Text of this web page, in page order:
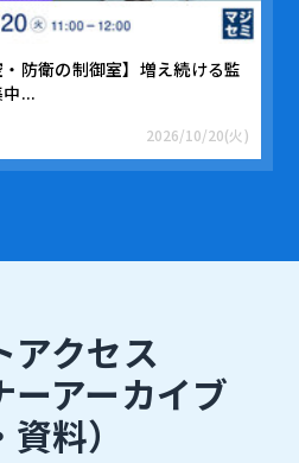
・防衛の制御室】増え続ける監
...
2026/10/20(火)
アクセス
ーアーカイブ
資料）